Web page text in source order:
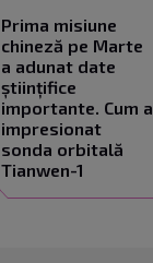
Prima misiune
chineză pe Marte
a adunat date
științifice
importante. Cum a
impresionat
sonda orbitală
Tianwen-1